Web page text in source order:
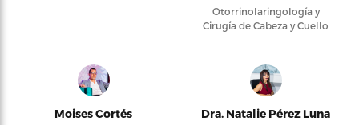
Otorrinolaringología y
Cirugía de Cabeza y Cuello
Moises Cortés Dra. Natalie Pérez Luna